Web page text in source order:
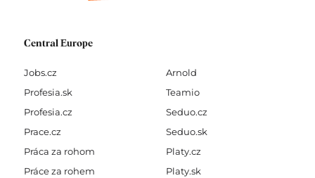
Central Europe
Jobs.cz
Profesia.sk
Profesia.cz
Prace.cz
Práca za rohom
Práce za rohem
Arnold
Teamio
Seduo.cz
Seduo.sk
Platy.cz
Platy.sk